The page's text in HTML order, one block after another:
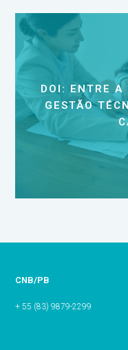
DOI: ENTRE A
GESTÃO
CNB/PB
+ 55 (83) 9879-2299